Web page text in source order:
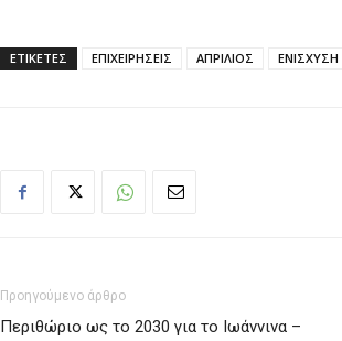
ΕΤΙΚΕΤΕΣ ΕΠΙΧΕΙΡΗΣΕΙΣ ΑΠΡΙΛΙΟΣ ΕΝΙΣΧΥΣΗ
Προηγούμενο άρθρο
Περιθώριο ως το 2030 για το Ιωάννινα –